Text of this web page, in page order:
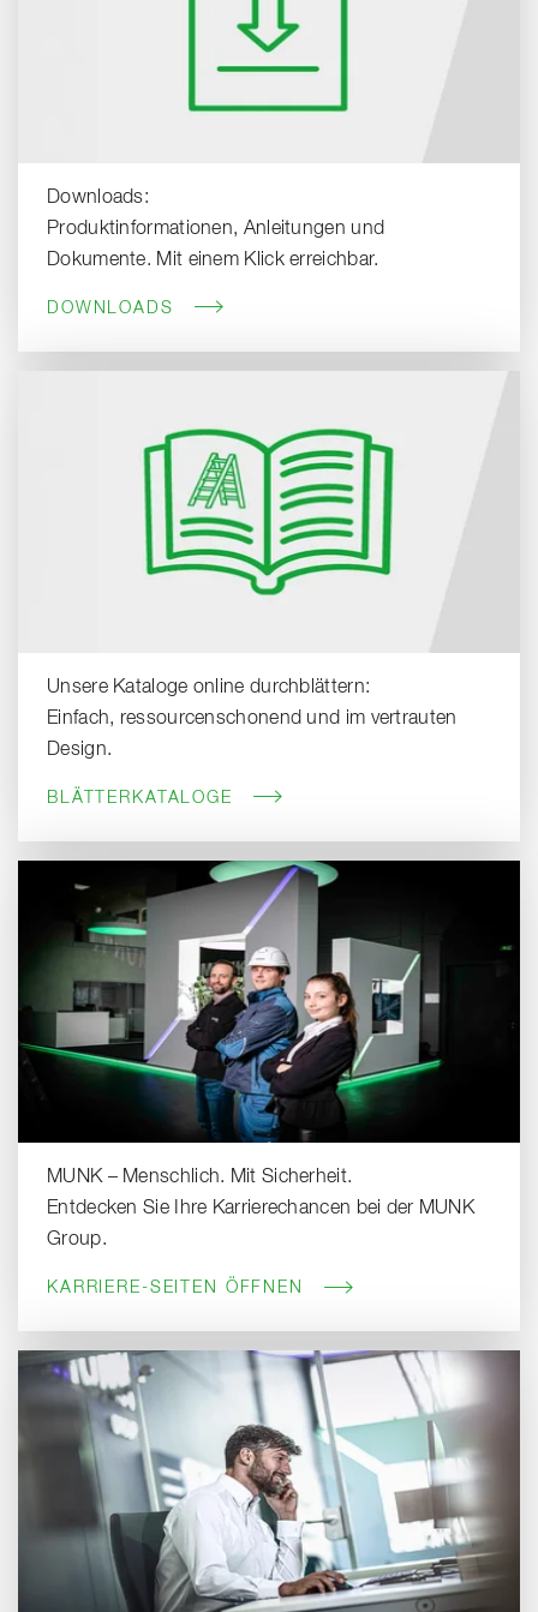
Downloads:
Produktinformationen, Anleitungen und
Dokumente. Mit einem Klick erreichbar.
DOWNLOADS
Unsere Kataloge online durchblättern:
Einfach, ressourcenschonend und im vertrauten
Design.
BLÄTTERKATALOGE
MUNK – Menschlich. Mit Sicherheit.
Entdecken Sie Ihre Karrierechancen bei der MUNK
Group.
KARRIERE-SEITEN ÖFFNEN